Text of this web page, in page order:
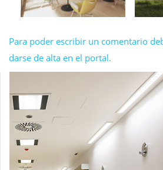
Para poder escribir un comentario
darse de alta en el portal.